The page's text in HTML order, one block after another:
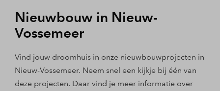
Nieuwbouw in Nieuw-
Vossemeer
Vind jouw droomhuis in onze nieuwbouwprojecten in
Nieuw-Vossemeer. Neem snel een kijkje bij één van
deze projecten. Daar vind je meer informatie over